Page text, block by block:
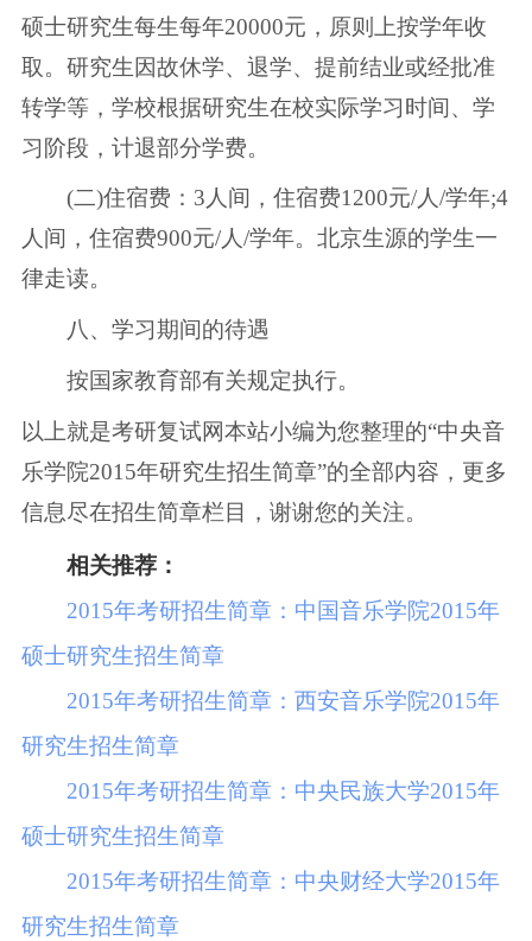
硕士研究生每生每年20000元，原则上按学年收
取。研究生因故休学、退学、提前结业或经批准
转学等，学校根据研究生在校实际学习时间、学
习阶段，计退部分学费。
(二)住宿费：3人间，住宿费1200元/人/学年;4
人间，住宿费900元/人/学年。北京生源的学生一
律走读。
八、学习期间的待遇
按国家教育部有关规定执行。
以上就是考研复试网本站小编为您整理的“中央音
乐学院2015年研究生招生简章”的全部内容，更多
信息尽在招生简章栏目，谢谢您的关注。
相关推荐：
2015年考研招生简章：中国音乐学院2015年
硕士研究生招生简章
2015年考研招生简章：西安音乐学院2015年
研究生招生简章
2015年考研招生简章：中央民族大学2015年
硕士研究生招生简章
2015年考研招生简章：中央财经大学2015年
研究生招生简章